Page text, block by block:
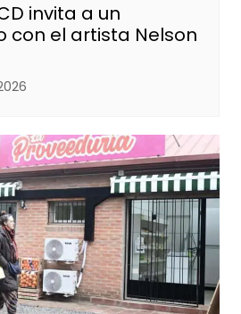
invita a un
con el artista Nelson